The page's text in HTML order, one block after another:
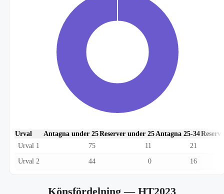
Urval Antagna under 25Reserver under 25 Antagna 25-34
Urval 1
75 11 21
Urval 2 44 0 16
Könsfördelning— HT2023